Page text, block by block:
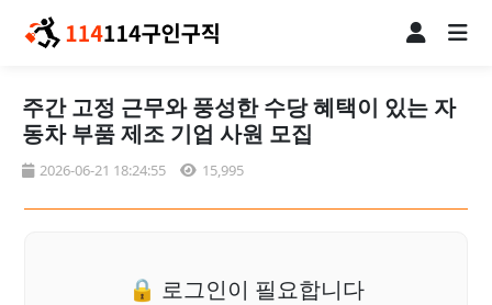
주간 고정 근무와 풍성한 수당 혜택이 있는 자
동차 부품 제조 기업 사원 모집
2026-06-21 18:24:55 15,995
🔒 로그인이 필요합니다